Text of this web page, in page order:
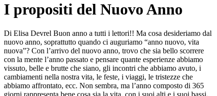
I propositi del Nuovo Anno
Di Elisa Devrel Buon anno a tutti i lettori!! Ma cosa desideriamo dal
nuovo anno, soprattutto quando ci auguriamo “anno nuovo, vita
nuova”? Con l’arrivo del nuovo anno, trovo che sia bello scorrere
con la mente l’anno passato e pensare quante esperienze abbiamo
vissuto, belle e brutte che siano, gli incontri che abbiamo avuto, i
cambiamenti nella nostra vita, le feste, i viaggi, le tristezze che
abbiamo affrontato, ecc. Non sembra, ma l’anno composto di 365
giorni rappresenta bene cosa sia la vita, con i suoi alti e i suoi bassi.